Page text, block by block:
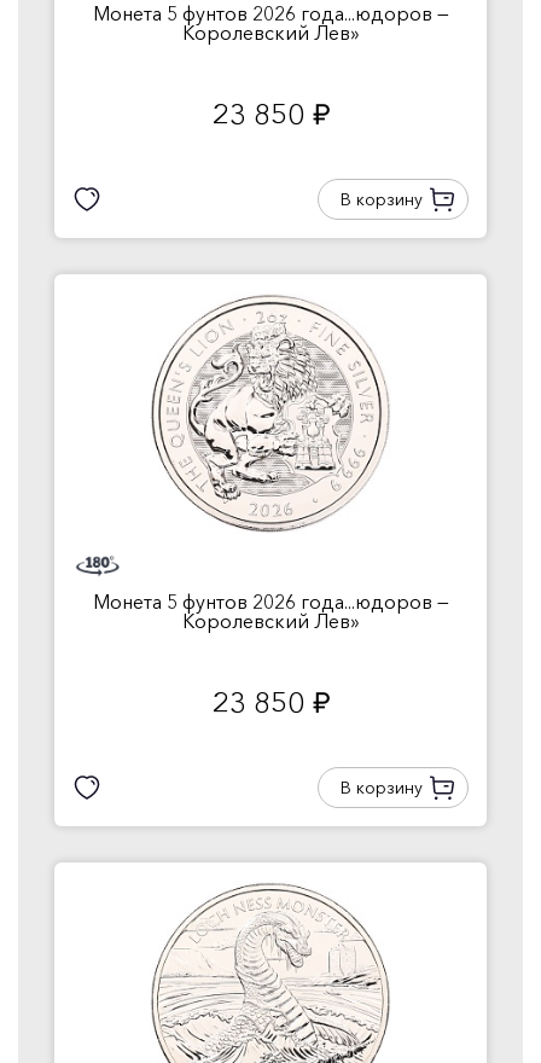
Монета 5 фунтов 2026 года...юдоров —
Королевский Лев»
23 850 руб.
В корзину
Монета 5 фунтов 2026 года...юдоров —
Королевский Лев»
23 850 руб.
В корзину